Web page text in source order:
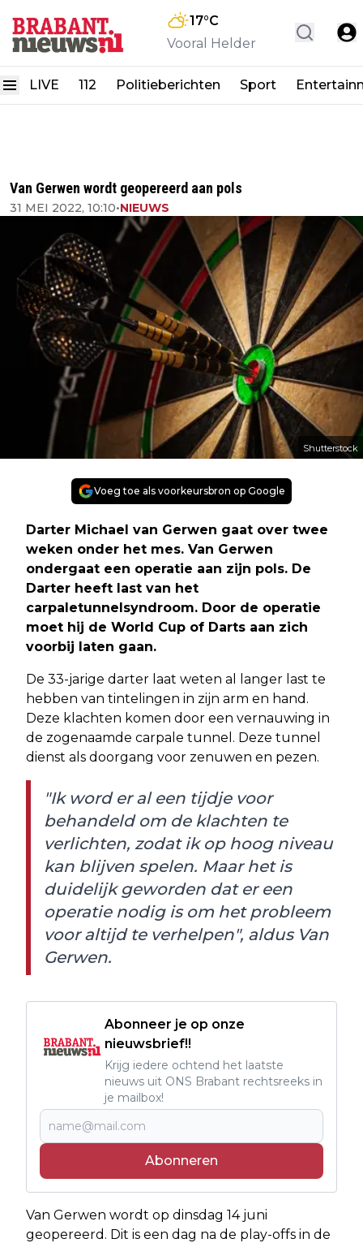
17°C
Vooral Helder
LIVE 112 Politieberichten Sport
Van Gerwen wordt geopereerd aan pols
31 MEI 2022, 10:10•NIEUWS
Shutterstock
Voeg toe als voorkeursbron op Google
Darter Michael van Gerwen gaat over twee
weken onder het mes. Van Gerwen
ondergaat een operatie aan zijn pols. De
Darter heeft last van het
carpaletunnelsyndroom. Door de operatie
moet hij de World Cup of Darts aan zich
voorbij laten gaan.
De 33-jarige darter laat weten al langer last te
hebben van tintelingen in zijn arm en hand.
Deze klachten komen door een vernauwing in
de zogenaamde carpale tunnel. Deze tunnel
dienst als doorgang voor zenuwen en pezen.
"Ik word er al een tijdje voor
behandeld om de klachten te
verlichten, zodat ik op hoog niveau
kan blijven spelen. Maar het is
duidelijk geworden dat er een
operatie nodig is om het probleem
voor altijd te verhelpen", aldus Van
Gerwen.
Abonneer je op onze
nieuwsbrief!!
Krijg iedere ochtend het laatste
nieuws uit ONS Brabant rechtsreeks in
je mailbox!
Abonneren
Van Gerwen wordt op dinsdag 14 juni
geopereerd. Dit is een dag na de play-offs in de